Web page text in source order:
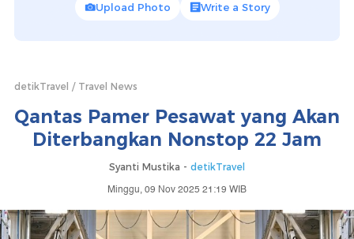
Upload Photo Write a Story
detikTravel Travel News
Qantas Pamer Pesawat yang Akan
Diterbangkan Nonstop 22 Jam
Syanti Mustika - detikTravel
Minggu, 09 Nov 2025 21:19 WIB